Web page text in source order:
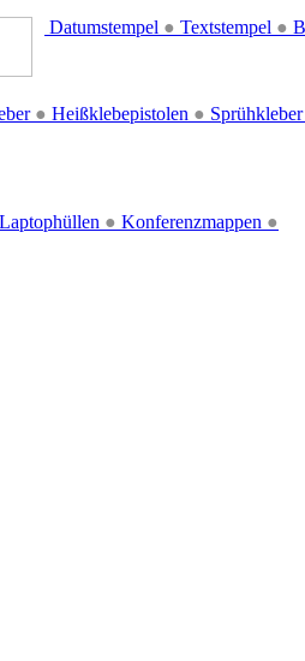
Datumstempel ● Textstempel ●
● Heißklebepistolen ● Sprühkleber
Laptophüllen ● Konferenzmappen ●